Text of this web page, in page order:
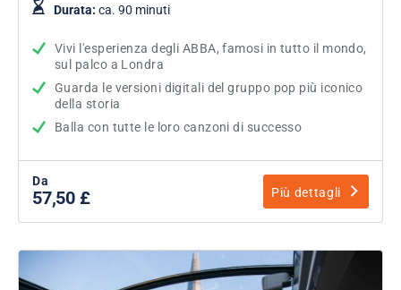
Durata: ca. 90 minuti
Vivi l'esperienza degli ABBA, famosi in tutto il mondo,
sul palco a Londra
Guarda le versioni digitali del gruppo pop più iconico
della storia
Balla con tutte le loro canzoni di successo
Da
57,50 £ Più dettagli